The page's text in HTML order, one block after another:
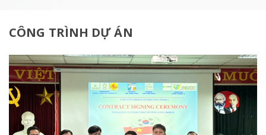
CÔNG TRÌNH DỰ ÁN